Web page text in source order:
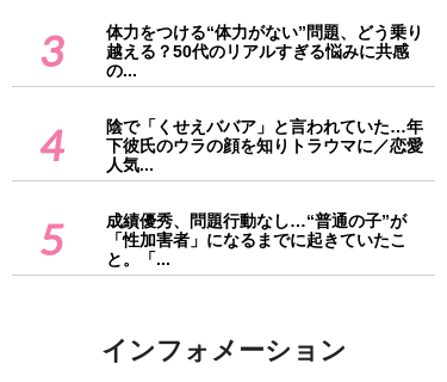
3
体力をつける“体力がない”問題、どう乗り
越える？50代のリアルすぎる悩みに共感
の...
4
陰で「くせえババア」と言われていた…年
下彼氏のウラの顔を知りトラウマに／恋愛
人気...
5
成績優秀、問題行動なし…“普通の子”が
「性加害者」になるまでに起きていたこ
と。「...
インフォメーション